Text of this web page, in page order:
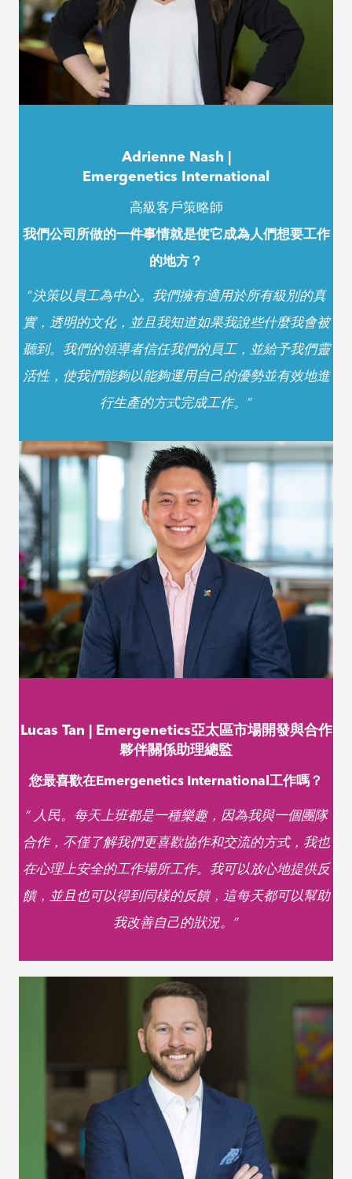
Adrienne Nash |
Emergenetics International
高級客戶策略師
我們公司所做的一件事情就是使它成為人們想要工作
的地方？
“決策以員工為中心。我們擁有適用於所有級別的真
實，透明的文化，並且我知道如果我說些什麼我會被
聽到。我們的領導者信任我們的員工，並給予我們靈
活性，使我們能夠以能夠運用自己的優勢並有效地進
行生產的方式完成工作。”
Adrienne Nash |
Emergenetics International
高級客戶策略師
我們公司所做的一件事情就是使它成為人們想要工作
的地方？
“決策以員工為中心。我們擁有適用於所有級別的真
實，透明的文化，並且我知道如果我說些什麼我會被
聽到。我們的領導者信任我們的員工，並給予我們靈
活性，使我們能夠以能夠運用自己的優勢並有效地進
Adrienne Nash |
Emergenetics International
高級客戶策略師
“決策以員工為中心。我們擁有適用於所有級別的真
實，透明的文化，並且我知道如果我說些什麼我會被
聽到。我們的領導者信任我們的員工，並給予我們靈
行生產的方式完成工作。”
Lucas Tan | Emergenetics亞太區市場開發與合作
夥伴關係助理總監
您最喜歡在Emergenetics International工作嗎？
“ 人民。每天上班都是一種樂趣，因為我與一個團隊
合作，不僅了解我們更喜歡協作和交流的方式，我也
在心理上安全的工作場所工作。我可以放心地提供反
饋，並且也可以得到同樣的反饋，這每天都可以幫助
我改善自己的狀況。”
Lucas Tan | Emergenetics亞太區市場開發與合作
夥伴關係助理總監
您最喜歡在Emergenetics International工作嗎？
“ 人民。每天上班都是一種樂趣，因為我與一個團隊
合作，不僅了解我們更喜歡協作和交流的方式，我也
在心理上安全的工作場所工作。我可以放心地提供反
饋，並且也可以得到同樣的反饋，這每天都可以幫助
我改善自己的狀況。”